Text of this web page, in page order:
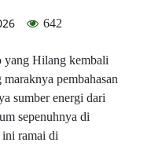
642
yang Hilang kembali
pembahasan
sumber energi dari
sepenuhnya di
ramai di